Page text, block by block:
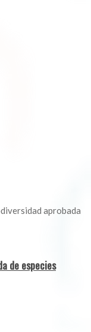
aprobada
de especies